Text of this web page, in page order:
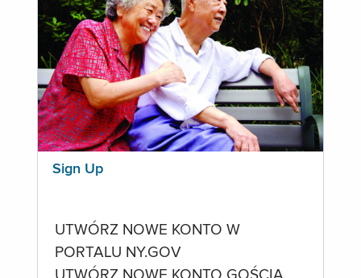
Sign Up
UTWÓRZ NOWE KONTO W
PORTALU NY.GOV